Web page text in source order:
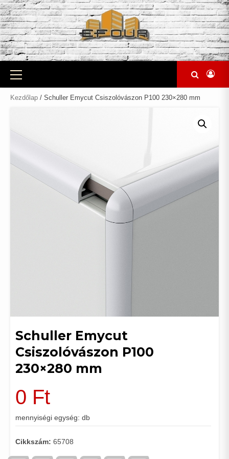
Skip
to
content
Primary
Menu
Kezdőlap / Schuller Emycut Csiszolóvászon P100 230×280 mm
Schuller Emycut
Csiszolóvászon P100
230×280 mm
0 Ft
mennyiségi egység: db
Cikkszám: 65708